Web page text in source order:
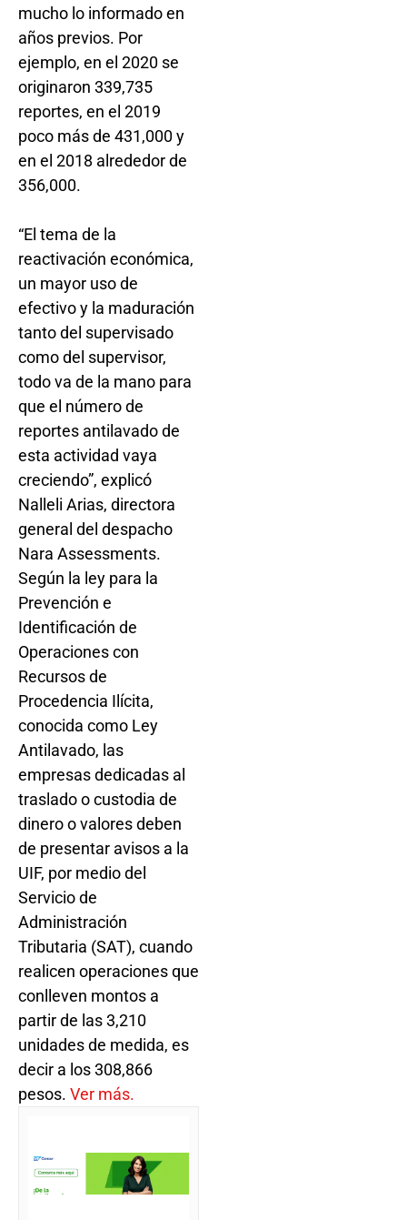
mucho lo informado en
años previos. Por
ejemplo, en el 2020 se
originaron 339,735
reportes, en el 2019
poco más de 431,000 y
en el 2018 alrededor de
356,000.
“El tema de la
reactivación económica,
un mayor uso de
efectivo y la maduración
tanto del supervisado
como del supervisor,
todo va de la mano para
que el número de
reportes antilavado de
esta actividad vaya
creciendo”, explicó
Nalleli Arias, directora
general del despacho
Nara Assessments.
Según la ley para la
Prevención e
Identificación de
Operaciones con
Recursos de
Procedencia Ilícita,
conocida como Ley
Antilavado, las
empresas dedicadas al
traslado o custodia de
dinero o valores deben
de presentar avisos a la
UIF, por medio del
Servicio de
Administración
Tributaria (SAT), cuando
realicen operaciones que
conlleven montos a
partir de las 3,210
unidades de medida, es
decir a los 308,866
pesos. Ver más.